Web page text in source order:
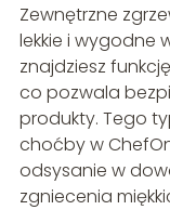
Zewnętrzne
lekkie i wygodne
znajdziesz
co pozwala
produkty. Tego
choćby w
odsysanie w
zgniecenia